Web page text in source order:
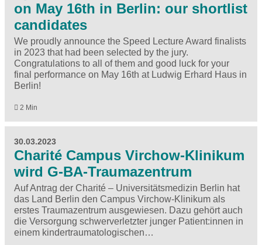
on May 16th in Berlin: our shortlist
candidates
We proudly announce the Speed Lecture Award finalists
in 2023 that had been selected by the jury.
Congratulations to all of them and good luck for your
final performance on May 16th at Ludwig Erhard Haus in
Berlin!
2 Min
30.03.2023
Charité Campus Virchow-Klinikum
wird G-BA-Traumazentrum
Auf Antrag der Charité – Universitätsmedizin Berlin hat
das Land Berlin den Campus Virchow-Klinikum als
erstes Traumazentrum ausgewiesen. Dazu gehört auch
die Versorgung schwerverletzter junger Patient:innen in
einem kindertraumatologischen…